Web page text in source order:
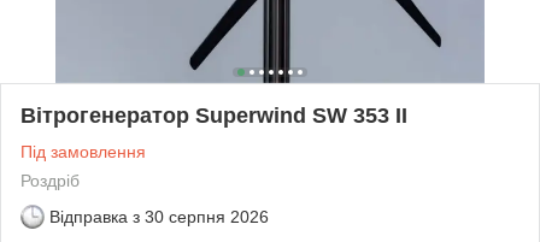
Вітрогенератор Superwind SW 353 II
Під замовлення
Роздріб
Відправка з 30 серпня 2026